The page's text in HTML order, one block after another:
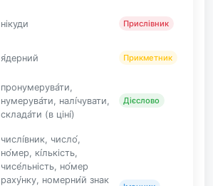
нікуди Прислівник
я́дерний Прикметник
пронумерува́ти,
нумерува́ти, налі́чувати,
склада́ти (в ціні́)
Дієслово
числі́вник, число́,
но́мер, кі́лькість,
чисе́льність, но́мер
раху́нку, номерни́й знак